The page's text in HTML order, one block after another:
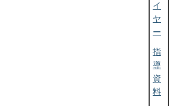
イ
ヤ
ー
指
導
資
料